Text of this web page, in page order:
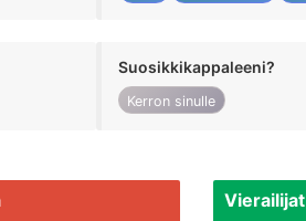
Suosikkikappaleeni?
Kerron sinulle
Vierailijat